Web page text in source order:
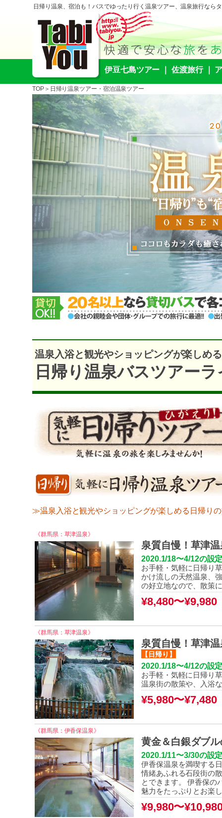
日帰り温泉、宿泊も！バスでゆったり行く温泉ツアー、温泉旅行なら
伊豆七島ツアー ｜佐渡旅行｜
TOP＞日帰り温泉ツアー・宿泊温泉ツアー
温泉入浴と観光やショッピングが楽し
日帰り温泉バスツアー
≫温泉入浴と観光やショッピングが楽しめる日帰り
《群馬県：草津温泉》
泉質自慢！草津
2020.1/18〜4/12の設
お手軽・気軽に日帰り
かけ流しの天然温泉、
の好立地なので、散策
¥8,480〜¥9,980
《群馬県：草津温泉》
泉質自慢！草津
【日帰り】
2020.1/18〜4/12の設
お手軽・気軽に日帰り
温泉街の散策や、入浴
¥5,980〜¥7,480
《群馬県：伊香保温泉》
黄金＆白銀ダブ
2020.1/11〜3/30の設
伊香保温泉を満喫する
情緒あふれる石段街の
とできます。 伊香保の
魅力をたっぷりとお楽
¥9,980〜